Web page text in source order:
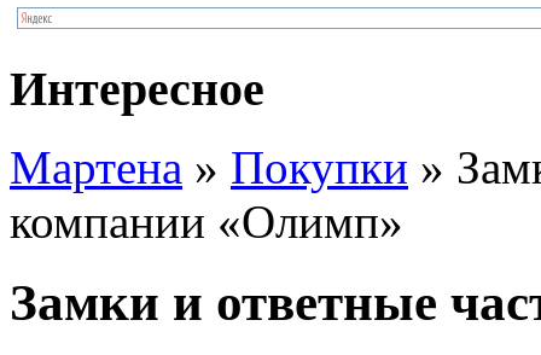
Интересное
Мартена » Покупки »
компании «Олимп»
Замки и ответные